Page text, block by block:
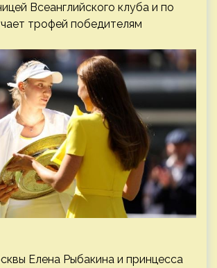
Всеанглийского клуба и по
трофей победителям
Елена Рыбакина и принцесса